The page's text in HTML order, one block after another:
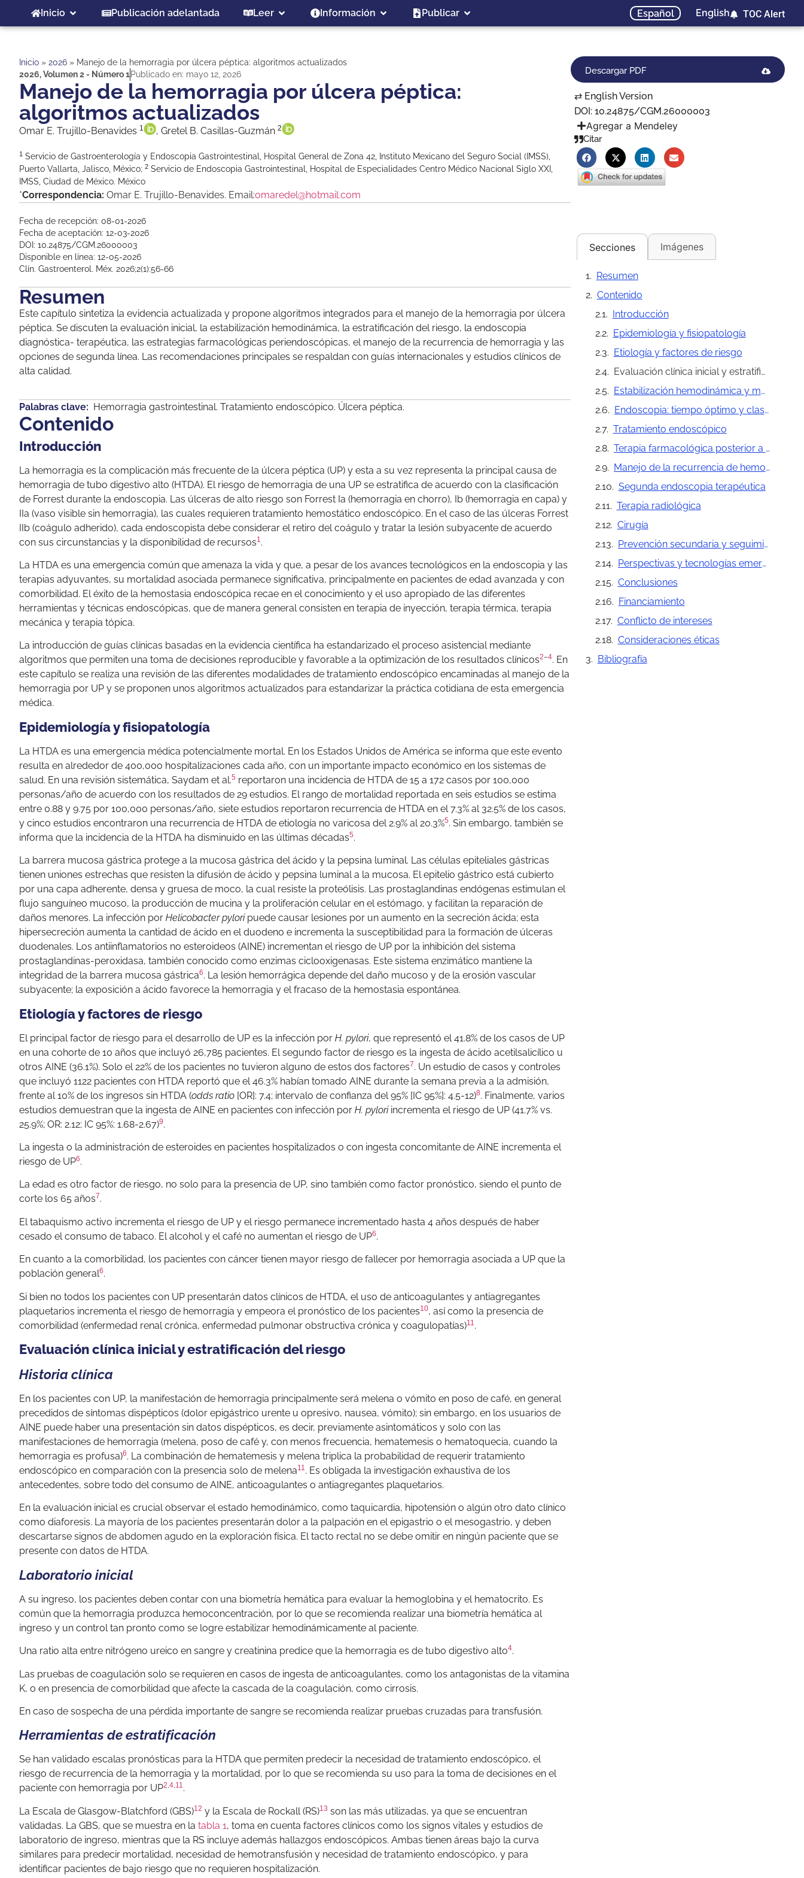
Inicio Publicación adelantada Leer Información Publicar Español English TOC Alert
Inicio » 2026 » Manejo de la hemorragia por úlcera péptica: algoritmos actualizados
2026,Volumen 2 - Número 1Publicado en: mayo 12, 2026
Manejo de la hemorragia por úlcera péptica:
algoritmos actualizados
Omar E. Trujillo-Benavides 1 , Gretel B. Casillas-Guzmán 2
1 Servicio de Gastroenterología y Endoscopia Gastrointestinal, Hospital General de Zona 42, Instituto Mexicano del Seguro Social (IMSS),
Puerto Vallarta, Jalisco, México; 2 Servicio de Endoscopia Gastrointestinal, Hospital de Especialidades Centro Médico Nacional Siglo XXI,
IMSS, Ciudad de México. México
*Correspondencia: Omar E. Trujillo-Benavides. Email:omaredel@hotmail.com
Fecha de recepción: 08-01-2026
Fecha de aceptación: 12-03-2026
DOI: 10.24875/CGM.26000003
Disponible en línea: 12-05-2026
Clín. Gastroenterol. Méx. 2026;2(1):56-66
Resumen
Este capítulo sintetiza la evidencia actualizada y propone algoritmos integrados para el manejo de la hemorragia por úlcera
péptica. Se discuten la evaluación inicial, la estabilización hemodinámica, la estratificación del riesgo, la endoscopia
diagnóstica- terapéutica, las estrategias farmacológicas periendoscópicas, el manejo de la recurrencia de hemorragia y las
opciones de segunda línea. Las recomendaciones principales se respaldan con guías internacionales y estudios clínicos de
alta calidad.
Palabras clave: Hemorragia gastrointestinal. Tratamiento endoscópico. Úlcera péptica.
Contenido
Introducción
La hemorragia es la complicación más frecuente de la úlcera péptica (UP) y esta a su vez representa la principal causa de
hemorragia de tubo digestivo alto (HTDA). El riesgo de hemorragia de una UP se estratifica de acuerdo con la clasificación
de Forrest durante la endoscopia. Las úlceras de alto riesgo son Forrest Ia (hemorragia en chorro), Ib (hemorragia en capa) y
IIa (vaso visible sin hemorragia), las cuales requieren tratamiento hemostático endoscópico. En el caso de las úlceras Forrest
IIb (coágulo adherido), cada endoscopista debe considerar el retiro del coágulo y tratar la lesión subyacente de acuerdo
con sus circunstancias y la disponibilidad de recursos1 .
La HTDA es una emergencia común que amenaza la vida y que, a pesar de los avances tecnológicos en la endoscopia y las
terapias adyuvantes, su mortalidad asociada permanece significativa, principalmente en pacientes de edad avanzada y con
comorbilidad. El éxito de la hemostasia endoscópica recae en el conocimiento y el uso apropiado de las diferentes
herramientas y técnicas endoscópicas, que de manera general consisten en terapia de inyección, terapia térmica, terapia
mecánica y terapia tópica.
La introducción de guías clínicas basadas en la evidencia científica ha estandarizado el proceso asistencial mediante
algoritmos que permiten una toma de decisiones reproducible y favorable a la optimización de los resultados clínicos2–4. En
este capítulo se realiza una revisión de las diferentes modalidades de tratamiento endoscópico encaminadas al manejo de la
hemorragia por UP y se proponen unos algoritmos actualizados para estandarizar la práctica cotidiana de esta emergencia
médica.
Epidemiología y fisiopatología
La HTDA es una emergencia médica potencialmente mortal. En los Estados Unidos de América se informa que este evento
resulta en alrededor de 400,000 hospitalizaciones cada año, con un importante impacto económico en los sistemas de
salud. En una revisión sistemática, Saydam et al.5 reportaron una incidencia de HTDA de 15 a 172 casos por 100,000
personas/año de acuerdo con los resultados de 29 estudios. El rango de mortalidad reportada en seis estudios se estima
entre 0.88 y 9.75 por 100,000 personas/año, siete estudios reportaron recurrencia de HTDA en el 7.3% al 32.5% de los casos,
y cinco estudios encontraron una recurrencia de HTDA de etiología no varicosa del 2.9% al 20.3%5. Sin embargo, también se
informa que la incidencia de la HTDA ha disminuido en las últimas décadas5.
La barrera mucosa gástrica protege a la mucosa gástrica del ácido y la pepsina luminal. Las células epiteliales gástricas
tienen uniones estrechas que resisten la difusión de ácido y pepsina luminal a la mucosa. El epitelio gástrico está cubierto
por una capa adherente, densa y gruesa de moco, la cual resiste la proteólisis. Las prostaglandinas endógenas estimulan el
flujo sanguíneo mucoso, la producción de mucina y la proliferación celular en el estómago, y facilitan la reparación de
daños menores. La infección por Helicobacter pyloripuede causar lesiones por un aumento en la secreción ácida; esta
hipersecreción aumenta la cantidad de ácido en el duodeno e incrementa la susceptibilidad para la formación de úlceras
duodenales. Los antiinflamatorios no esteroideos (AINE) incrementan el riesgo de UP por la inhibición del sistema
prostaglandinas-peroxidasa, también conocido como enzimas ciclooxigenasas. Este sistema enzimático mantiene la
integridad de la barrera mucosa gástrica6. La lesión hemorrágica depende del daño mucoso y de la erosión vascular
subyacente; la exposición a ácido favorece la hemorragia y el fracaso de la hemostasia espontánea.
Etiología y factores de riesgo
El principal factor de riesgo para el desarrollo de UP es la infección por H. pylori, que representó el 41.8% de los casos de UP
en una cohorte de 10 años que incluyó 26,785 pacientes. El segundo factor de riesgo es la ingesta de ácido acetilsalicílico u
otros AINE (36.1%). Solo el 22% de los pacientes no tuvieron alguno de estos dos factores7. Un estudio de casos y controles
que incluyó 1122 pacientes con HTDA reportó que el 46.3% habían tomado AINE durante la semana previa a la admisión,
frente al 10% de los ingresos sin HTDA (odds ratio [OR]: 7.4; intervalo de confianza del 95% [IC 95%]: 4.5-12)8. Finalmente, varios
estudios demuestran que la ingesta de AINE en pacientes con infección por H. pyloriincrementa el riesgo de UP (41.7% vs.
25.9%; OR: 2.12; IC 95%: 1.68-2.67)9.
La ingesta o la administración de esteroides en pacientes hospitalizados o con ingesta concomitante de AINE incrementa el
riesgo de UP6.
La edad es otro factor de riesgo, no solo para la presencia de UP, sino también como factor pronóstico, siendo el punto de
corte los 65 años7.
El tabaquismo activo incrementa el riesgo de UP y el riesgo permanece incrementado hasta 4 años después de haber
cesado el consumo de tabaco. El alcohol y el café no aumentan el riesgo de UP6.
En cuanto a la comorbilidad, los pacientes con cáncer tienen mayor riesgo de fallecer por hemorragia asociada a UP que la
población general6.
Si bien no todos los pacientes con UP presentarán datos clínicos de HTDA, el uso de anticoagulantes y antiagregantes
plaquetarios incrementa el riesgo de hemorragia y empeora el pronóstico de los pacientes10, así como la presencia de
comorbilidad (enfermedad renal crónica, enfermedad pulmonar obstructiva crónica y coagulopatías)11 .
Evaluación clínica inicial y estratificación del riesgo
Historia clínica
En los pacientes con UP, la manifestación de hemorragia principalmente será melena o vómito en poso de café, en general
precedidos de síntomas dispépticos (dolor epigástrico urente u opresivo, nausea, vómito); sin embargo, en los usuarios de
AINE puede haber una presentación sin datos dispépticos, es decir, previamente asintomáticos y solo con las
manifestaciones de hemorragia (melena, poso de café y, con menos frecuencia, hematemesis o hematoquecia, cuando la
hemorragia es profusa)6. La combinación de hematemesis y melena triplica la probabilidad de requerir tratamiento
endoscópico en comparación con la presencia solo de melena11. Es obligada la investigación exhaustiva de los
antecedentes, sobre todo del consumo de AINE, anticoagulantes o antiagregantes plaquetarios.
En la evaluación inicial es crucial observar el estado hemodinámico, como taquicardia, hipotensión o algún otro dato clínico
como diaforesis. La mayoría de los pacientes presentarán dolor a la palpación en el epigastrio o el mesogastrio, y deben
descartarse signos de abdomen agudo en la exploración física. El tacto rectal no se debe omitir en ningún paciente que se
presente con datos de HTDA.
Laboratorio inicial
A su ingreso, los pacientes deben contar con una biometría hemática para evaluar la hemoglobina y el hematocrito. Es
común que la hemorragia produzca hemoconcentración, por lo que se recomienda realizar una biometría hemática al
ingreso y un control tan pronto como se logre estabilizar hemodinámicamente al paciente.
Una ratio alta entre nitrógeno ureico en sangre y creatinina predice que la hemorragia es de tubo digestivo alto4.
Las pruebas de coagulación solo se requieren en casos de ingesta de anticoagulantes, como los antagonistas de la vitamina
K, o en presencia de comorbilidad que afecte la cascada de la coagulación, como cirrosis.
En caso de sospecha de una pérdida importante de sangre se recomienda realizar pruebas cruzadas para transfusión.
Herramientas de estratificación
Se han validado escalas pronósticas para la HTDA que permiten predecir la necesidad de tratamiento endoscópico, el
riesgo de recurrencia de la hemorragia y la mortalidad, por lo que se recomienda su uso para la toma de decisiones en el
paciente con hemorragia por UP2,4,11.
La Escala de Glasgow-Blatchford (GBS)12 y la Escala de Rockall (RS)13 son las más utilizadas, ya que se encuentran
validadas. La GBS, que se muestra en la tabla 1, toma en cuenta factores clínicos como los signos vitales y estudios de
laboratorio de ingreso, mientras que la RS incluye además hallazgos endoscópicos. Ambas tienen áreas bajo la curva
similares para predecir mortalidad, necesidad de hemotransfusión y necesidad de tratamiento endoscópico, y para
identificar pacientes de bajo riesgo que no requieren hospitalización.
Descargar PDF
⇄ English Version
DOI: 10.24875/CGM.26000003
Agregar a Mendeley
Citar
Secciones Imágenes
Resumen
Contenido
Introducción
Epidemiología y fisiopatología
Etiología y factores de riesgo
Evaluación clínica inicial y estratificación del riesgo
Estabilización hemodinámica y manejo inicial
Endoscopia: tiempo óptimo y clasificación
Tratamiento endoscópico
Terapia farmacológica posterior a la endoscopia
Manejo de la recurrencia de hemorragia
Segunda endoscopia terapéutica
Terapia radiológica
Cirugía
Prevención secundaria y seguimiento
Perspectivas y tecnologías emergentes
Conclusiones
Financiamiento
Conflicto de intereses
Consideraciones éticas
Bibliografía